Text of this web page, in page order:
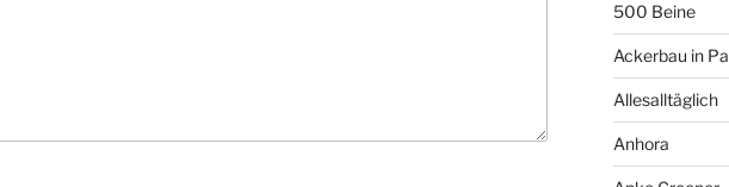
500 Beine
Ackerbau in
Allesalltäglich
Anhora